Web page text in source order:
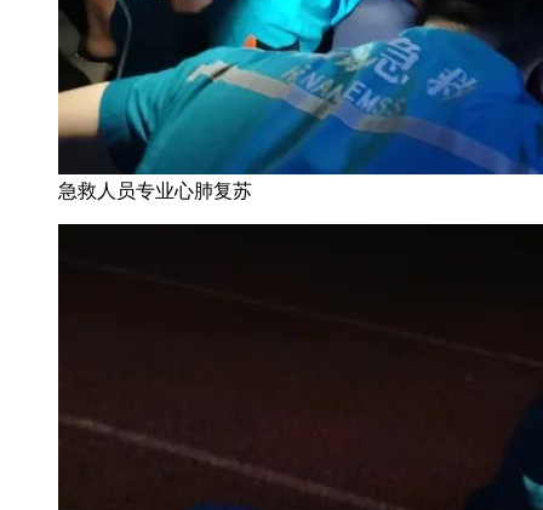
急救人员专业心肺复苏